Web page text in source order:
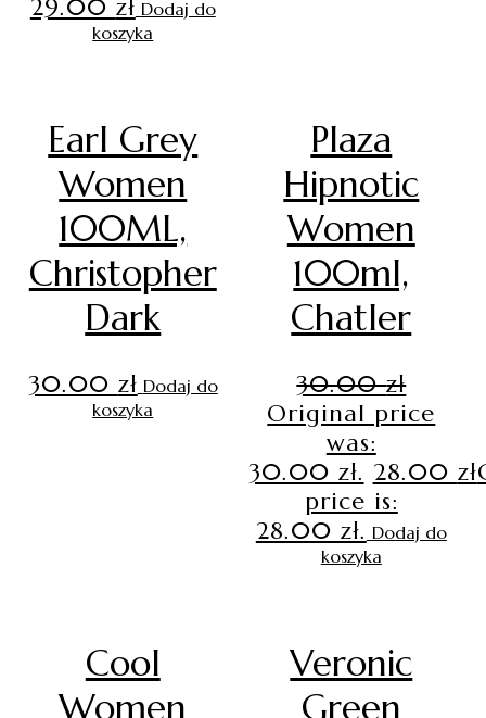
29.00 zł Dodaj do
koszyka
Earl Grey
Women
100ML,
Christopher
Dark
30.00 zł Dodaj do
koszyka
Plaza
Hipnotic
Women
100ml,
Chatler
30.00zł
Original price
was:
30.00 zł. 28.00 zł
price is:
28.00 zł. Dodaj do
koszyka
Cool
Women
Veronic
Green